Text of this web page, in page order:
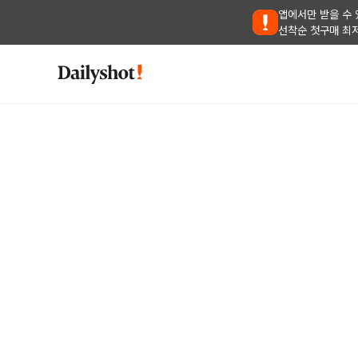
앱에서만 받을 수
선착순 첫구매 최